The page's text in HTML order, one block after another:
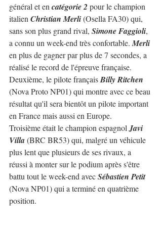
général et en catégorie 2 pour le champion
italien Christian Merli (Osella FA30) qui,
sans son plus grand rival, Simone Faggioli,
a connu un week-end très confortable. Merli
en plus de gagner par plus de 7 secondes, a
réalisé le record de l'épreuve française.
Deuxième, le pilote français Billy Ritchen
(Nova Proto NP01) qui montre avec ce beau
résultat qu'il sera bientôt un pilote important
en France mais aussi en Europe.
Troisième était le champion espagnol Javi
Villa (BRC BR53) qui, malgré un véhicule
plus lent que plusieurs de ses rivaux, a
réussi à monter sur le podium après s'être
battu tout le week-end avec Sébastien Petit
(Nova NP01) qui a terminé en quatrième
position.